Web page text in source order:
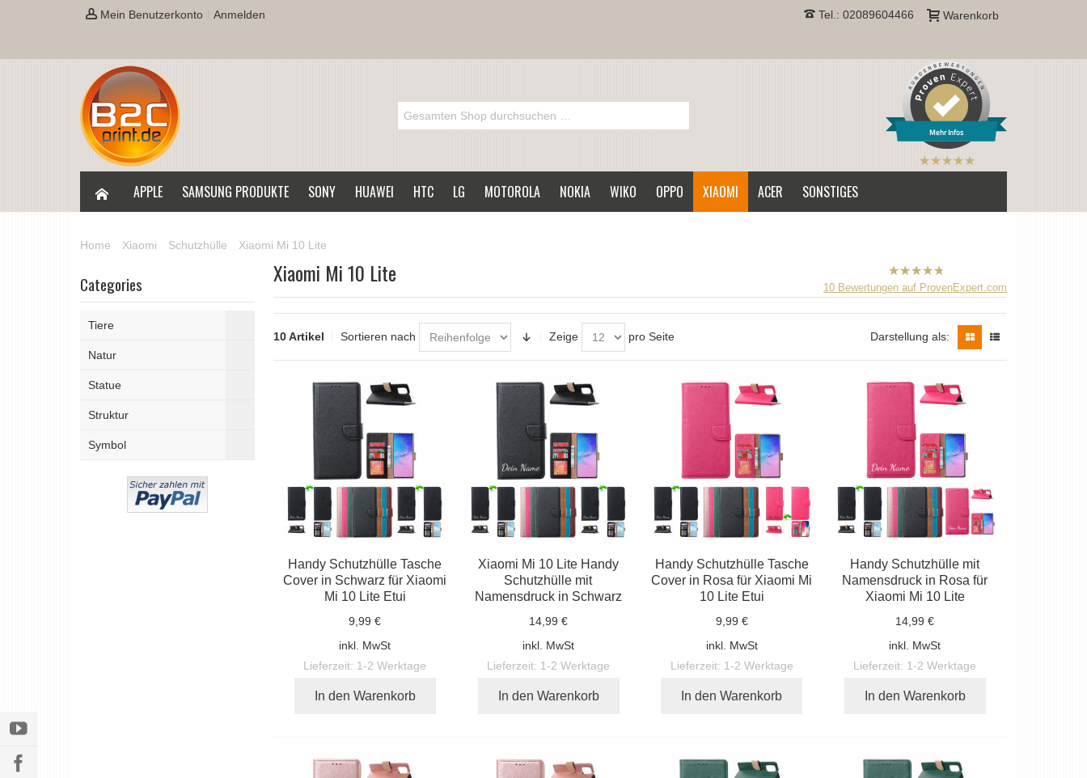
Mein Benutzerkonto Anmelden Warenkorb
Tel.: 02089604466
Mehr Infos
B2CPrint
Sternen |
APPLE SAMSUNG PRODUKTE SONY HUAWEI HTC LG MOTOROLA NOKIA WIKO OPPO XIAOMI ACER SONSTIGES
Home Xiaomi Schutzhülle Xiaomi Mi 10 Lite
B2CPrint
hat5von
5
10 Bewertungen auf ProvenExpert.com
Xiaomi Mi 10 Lite
10 Artikel Sortieren nach Zeige pro Seite Darstellung als:
Handy Schutzhülle Tasche
Cover in Schwarz für Xiaomi
Mi 10 Lite Etui
9,99 €
inkl. MwSt
Lieferzeit: 1-2 Werktage
In den Warenkorb
Xiaomi Mi 10 Lite Handy
Schutzhülle mit
Namensdruck in Schwarz
14,99 €
inkl. MwSt
Lieferzeit: 1-2 Werktage
In den Warenkorb
Handy Schutzhülle Tasche
Cover in Rosa für Xiaomi Mi
10 Lite Etui
9,99 €
inkl. MwSt
Lieferzeit: 1-2 Werktage
In den Warenkorb
Handy Schutzhülle mit
Namensdruck in Rosa für
Xiaomi Mi 10 Lite
14,99 €
inkl. MwSt
Lieferzeit: 1-2 Werktage
In den Warenkorb
Categories
Tiere
Natur
Statue
Struktur
Symbol